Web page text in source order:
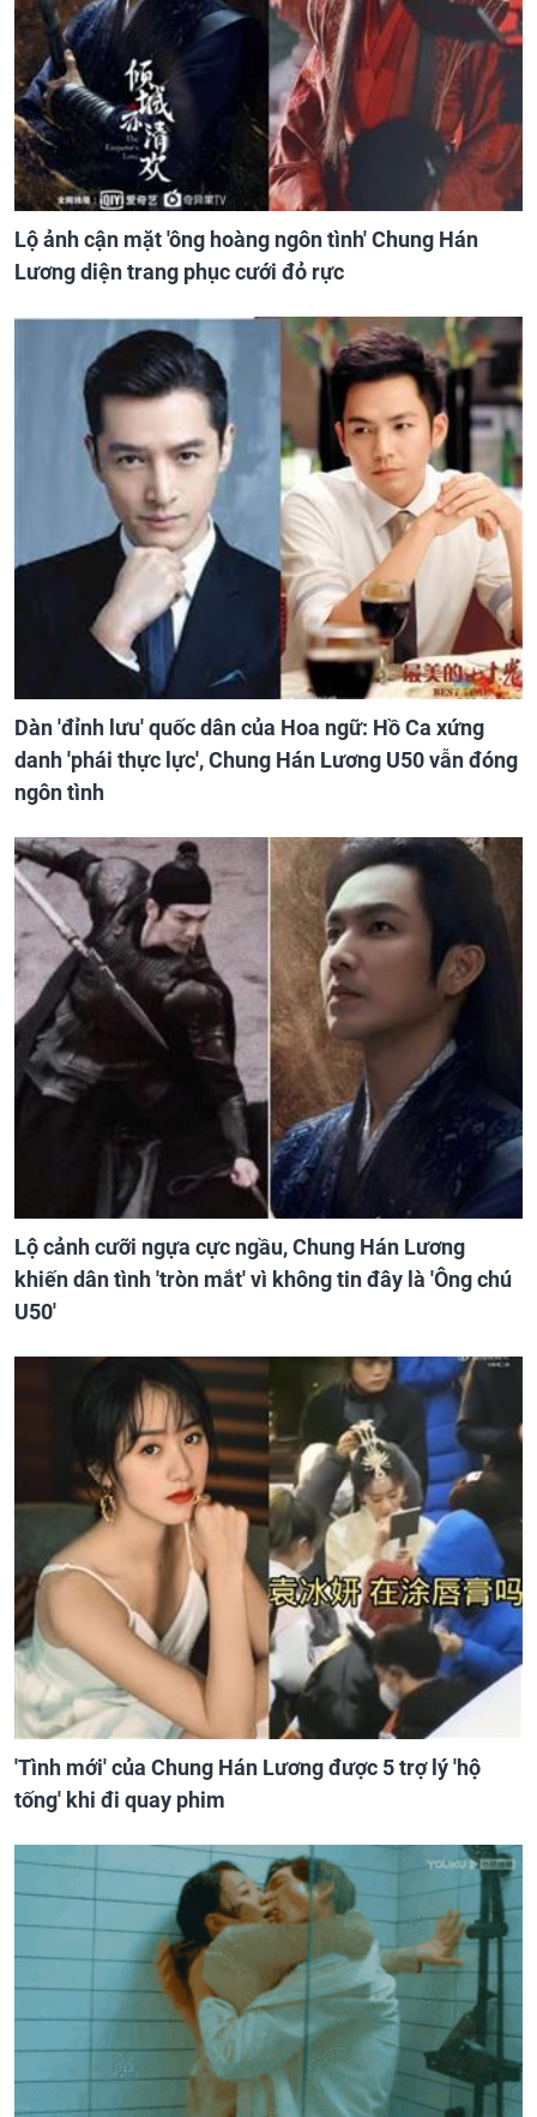
Lộ ảnh cận mặt 'ông hoàng ngôn tình' Chung Hán
Lương diện trang phục cưới đỏ rực
Dàn 'đỉnh lưu' quốc dân của Hoa ngữ: Hồ Ca xứng
danh 'phái thực lực', Chung Hán Lương U50 vẫn đóng
ngôn tình
Lộ cảnh cưỡi ngựa cực ngầu, Chung Hán Lương
khiến dân tình 'tròn mắt' vì không tin đây là 'Ông chú
U50'
'Tình mới' của Chung Hán Lương được 5 trợ lý 'hộ
tống' khi đi quay phim